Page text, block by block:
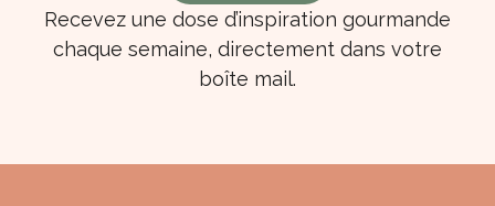
Recevez une dose d’inspiration gourmande
chaque semaine, directement dans votre
boîte mail.